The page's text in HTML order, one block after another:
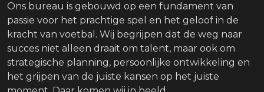
Ons bureau is gebouwd op een fundament van
passie voor het prachtige spel en het geloof in de
kracht van voetbal. Wij begrijpen dat de weg naar
succes niet alleen draait om talent, maar ook om
strategische planning, persoonlijke ontwikkeling en
het grijpen van de juiste kansen op het juiste